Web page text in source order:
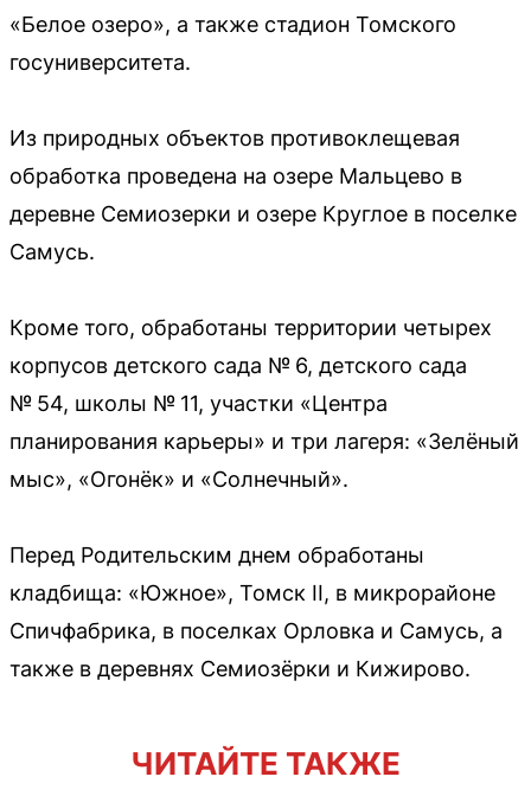
«Белое озеро», а также стадион Томского
госуниверситета.
Из природных объектов противоклещевая
обработка проведена на озере Мальцево в
деревне Семиозерки и озере Круглое в поселке
Самусь.
Кроме того, обработаны территории четырех
корпусов детского сада № 6, детского сада
№ 54, школы № 11, участки «Центра
планирования карьеры» и три лагеря: «Зелёный
мыс», «Огонёк» и «Солнечный».
Перед Родительским днем обработаны
кладбища: «Южное», Томск II, в микрорайоне
Спичфабрика, в поселках Орловка и Самусь, а
также в деревнях Семиозёрки и Кижирово.
ЧИТАЙТЕ ТАКЖЕ